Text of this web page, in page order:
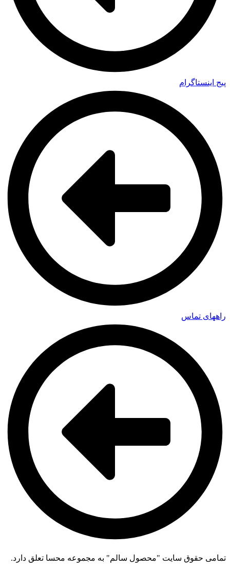
پیج اینستاگرام
راههای تماس
تمامی حقوق سایت "محصول سالم" به مجموعه محسا تعلق دارد.